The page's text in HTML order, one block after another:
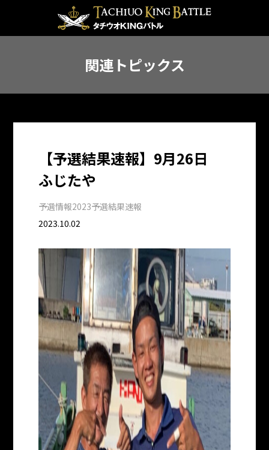
関連トピックス
【予選結果速報】9月26日
ふじたや
予選情報2023予選結果速報
2023.10.02